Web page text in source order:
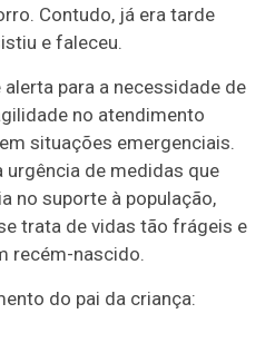
Contudo, já era tarde
e faleceu.
para a necessidade de
no atendimento
situações emergenciais.
urgência de medidas que
no suporte à população,
trata de vidas tão frágeis e
recém-nascido.
do pai da criança: